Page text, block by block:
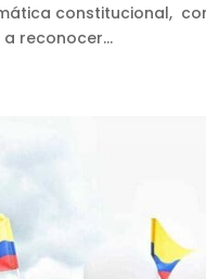
constitucional,
reconocer...